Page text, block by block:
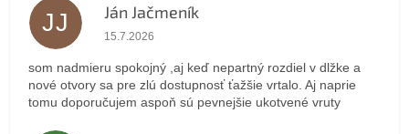
JJ Ján Jačmeník
Hodnotenie obchodu je 5 z 5 hviezdičiek.
15.7.2026
som nadmieru spokojný ,aj keď nepartný rozdiel v dlžke a
nové otvory sa pre zlú dostupnosť ťažšie vrtalo. Aj naprie
tomu doporučujem aspoň sú pevnejšie ukotvené vruty